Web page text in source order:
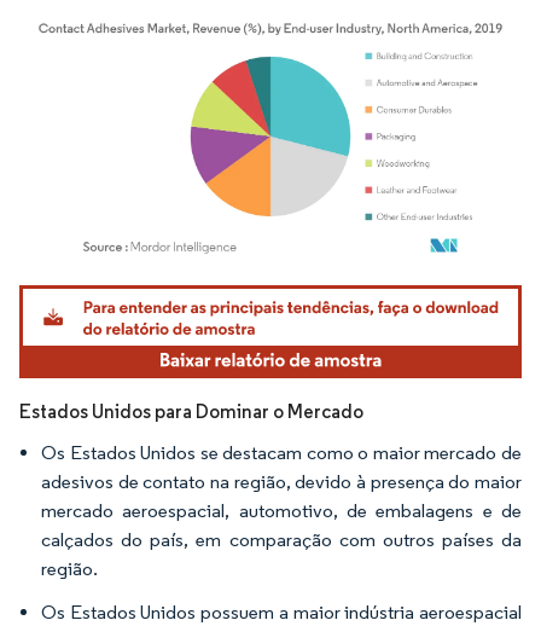
Imagem © Mordor Intelligence. O reuso requer atribuição conforme CC BY 4.0.
Estados Unidos para Dominar o Mercado
Os Estados Unidos se destacam como o maior mercado de
adesivos de contato na região, devido à presença do maior
mercado aeroespacial, automotivo, de embalagens e de
calçados do país, em comparação com outros países da
região.
Os Estados Unidos possuem a maior indústria aeroespacial